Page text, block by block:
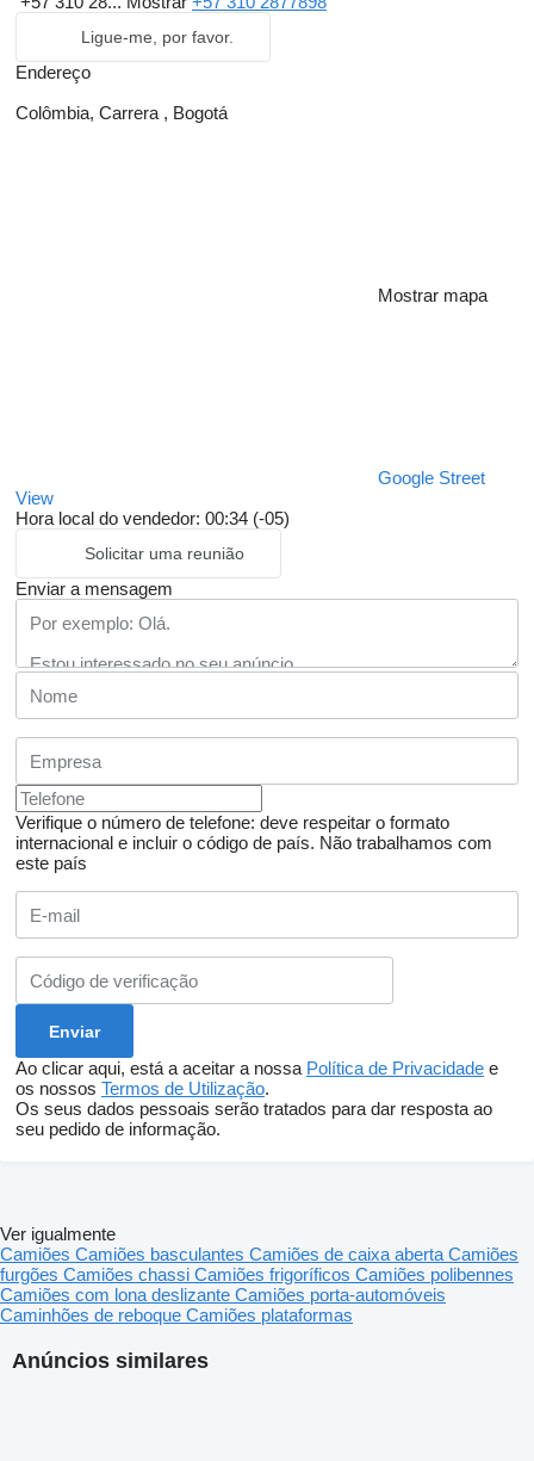
Ligue-me, por favor.
Endereço
Colômbia, Carrera , Bogotá
Mostrar mapa
Google Street
View
Hora local do vendedor: 00:34 (-05)
Solicitar uma reunião
Enviar a mensagem
Verifique o número de telefone: deve respeitar o formato
internacional e incluir o código de país. Não trabalhamos com
este país
Ao clicar aqui, está a aceitar a nossa Política de Privacidade e
os nossos Termos de Utilização.
Os seus dados pessoais serão tratados para dar resposta ao
seu pedido de informação.
Anúncios similares
Ver igualmente
Camiões Camiões basculantes Camiões de caixa aberta Camiões
furgões Camiões chassi Camiões frigoríficos Camiões polibennes
Camiões com lona deslizante Camiões porta-automóveis
Caminhões de reboque Camiões plataformas